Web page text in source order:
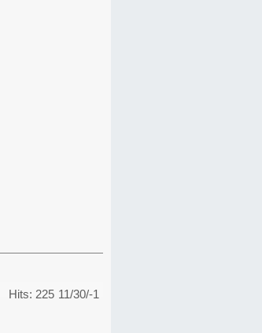
11/30/-1
Hits: 225